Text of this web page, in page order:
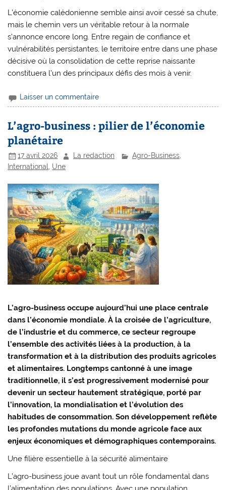
L’économie calédonienne semble ainsi avoir cessé sa chute,
mais le chemin vers un véritable retour à la normale
s’annonce encore long. Entre regain de confiance et
vulnérabilités persistantes, le territoire entre dans une phase
décisive où la consolidation de cette reprise naissante
constituera l’un des principaux défis des mois à venir.
Laisser un commentaire
L’agro-business : pilier de l’économie
planétaire
17 avril 2026 La redaction Agro-Business,
International Une
L’agro-business occupe aujourd’hui une place centrale
dans l’économie mondiale. À la croisée de l’agriculture,
de l’industrie et du commerce, ce secteur regroupe
l’ensemble des activités liées à la production, à la
transformation et à la distribution des produits agricoles
et alimentaires. Longtemps cantonné à une image
traditionnelle, il s’est progressivement modernisé pour
devenir un secteur hautement stratégique, porté par
l’innovation, la mondialisation et l’évolution des
habitudes de consommation. Son développement reflète
les profondes mutations du monde agricole face aux
enjeux économiques et démographiques contemporains.
Une filière essentielle à la sécurité alimentaire
L’agro-business joue avant tout un rôle fondamental dans